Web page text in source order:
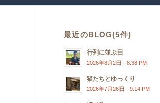
最近のBLOG(5件)
行列に並ぶ日
2026年8月2日 - 8:38 PM
猫たちとゆっくり
2026年7月26日 - 9:14 PM